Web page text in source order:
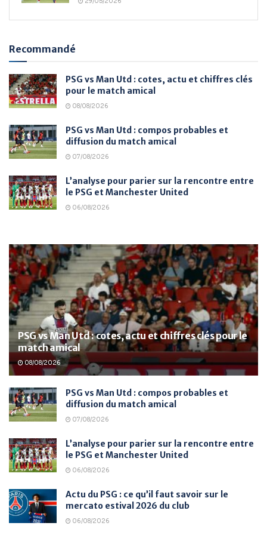
Recommandé
PSG vs Man Utd : cotes, actu et chiffres clés
pour le match amical
08/08/2026
PSG vs Man Utd : compos probables et
diffusion du match amical
07/08/2026
L’analyse pour parier sur la rencontre entre
le PSG et Manchester United
06/08/2026
PSG vs Man Utd : cotes, actu et chiffres clés pour le
match amical
08/08/2026
PSG vs Man Utd : compos probables et
diffusion du match amical
07/08/2026
L’analyse pour parier sur la rencontre entre
le PSG et Manchester United
06/08/2026
Actu du PSG : ce qu’il faut savoir sur le
mercato estival 2026 du club
06/08/2026